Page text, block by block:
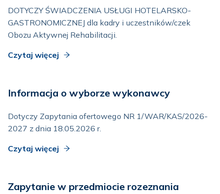
DOTYCZY ŚWIADCZENIA USŁUGI HOTELARSKO-
GASTRONOMICZNEJ dla kadry i uczestników/czek
Obozu Aktywnej Rehabilitacji.
Czytaj więcej
Informacja o wyborze wykonawcy
Dotyczy Zapytania ofertowego NR 1/WAR/KAS/2026-
2027 z dnia 18.05.2026 r.
Czytaj więcej
Zapytanie w przedmiocie rozeznania